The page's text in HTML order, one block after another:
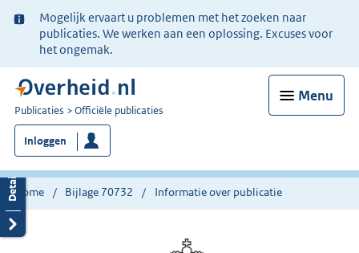
Ter
informatie:
Mogelijk ervaart u problemen met het zoeken naar
publicaties. We werken aan een oplossing. Excuses voor
het ongemak.
Menu
U
bent
nu
hier:
Publicaties Officiële publicaties
Inloggen
Home Bijlage 70732 Informatie over publicatie